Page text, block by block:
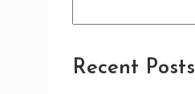
Recent Posts